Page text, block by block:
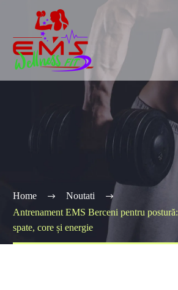
Home
Noutati
Antrenament EMS Berceni pentru
spate, core și energie